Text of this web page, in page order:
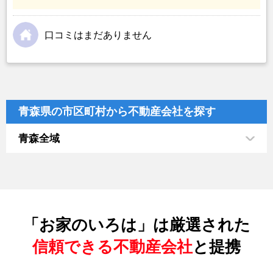
口コミはまだありません
青森県の市区町村から不動産会社を探す
青森全域
「お家のいろは」は厳選された
信頼できる不動産会社と提携